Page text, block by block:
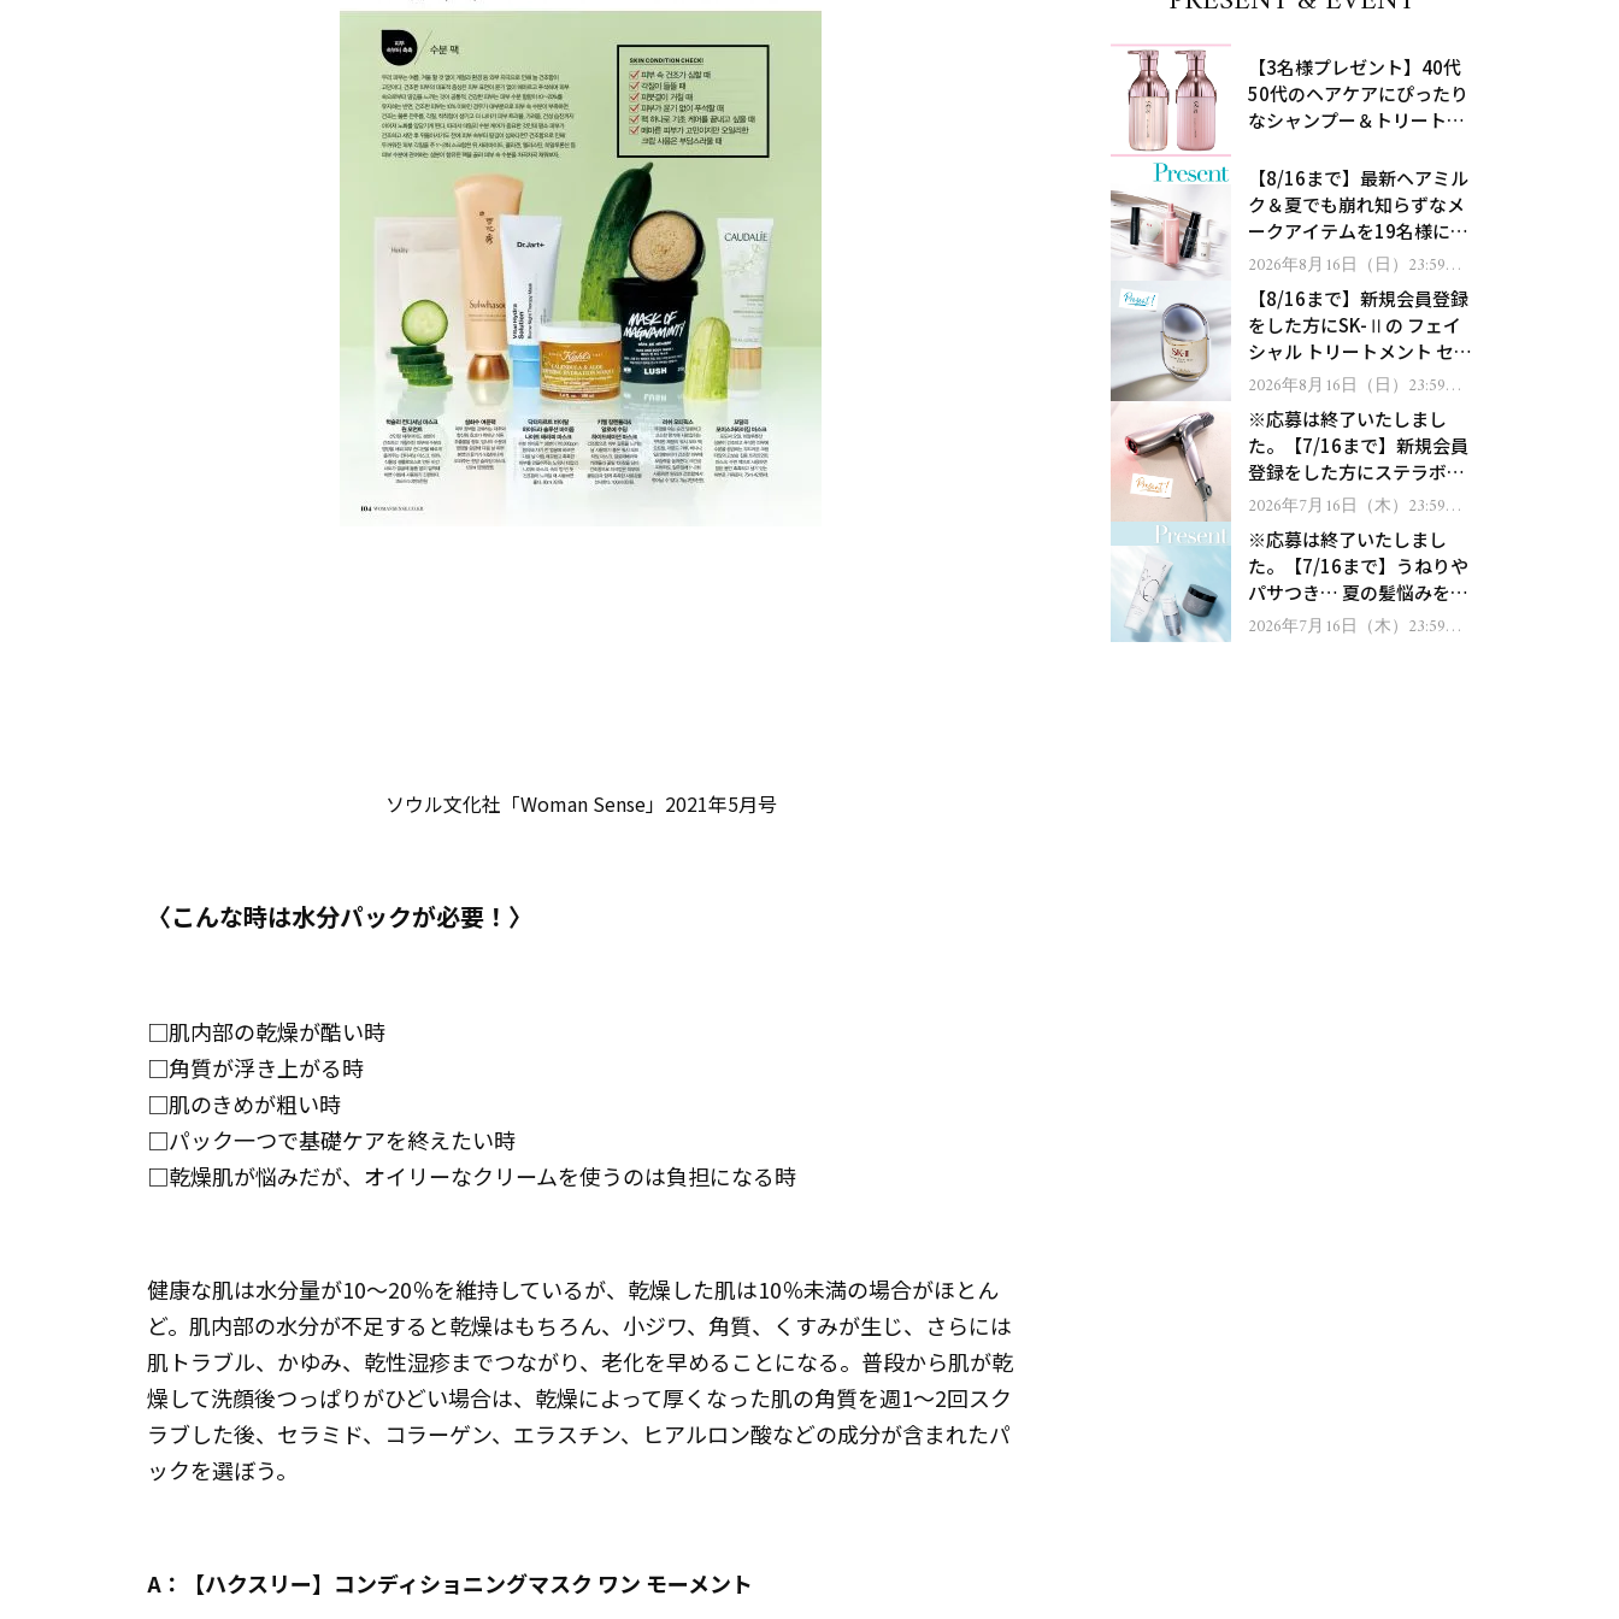
ソウル文化社「Woman Sense」2021年5月号
〈こんな時は水分パックが必要！〉
□肌内部の乾燥が酷い時
□角質が浮き上がる時
□肌のきめが粗い時
□パック一つで基礎ケアを終えたい時
□乾燥肌が悩みだが、オイリーなクリームを使うのは負担になる時
健康な肌は水分量が10～20％を維持しているが、乾燥した肌は10％未満の場合がほとん
ど。肌内部の水分が不足すると乾燥はもちろん、小ジワ、角質、くすみが生じ、さらには
肌トラブル、かゆみ、乾性湿疹までつながり、老化を早めることになる。普段から肌が乾
燥して洗顔後つっぱりがひどい場合は、乾燥によって厚くなった肌の角質を週1～2回スク
ラブした後、セラミド、コラーゲン、エラスチン、ヒアルロン酸などの成分が含まれたパ
ックを選ぼう。
A：【ハクスリー】コンディショニングマスク ワン モーメント
【3名様プレゼント】40代
50代のヘアケアにぴったり
なシャンプー＆トリートメ
処！
【8/16まで】最新ヘアミル
ク＆夏でも崩れ知らずなメ
ークアイテムを19名様にプ
レゼント！
2026年8月16日（日）23:59ま
で【8/16まで】新規会員登録
をした方にSK-Ⅱの フェイ
シャル トリートメント セラ
ムをプレゼント！
2026年8月16日（日）23:59ま
※応募は終了いたしまし
た。【7/16まで】新規会員
登録をした方にステラボー
テのシャインリバース ヘア
ゼント！
2026年7月16日（木）23:59ま
※応募は終了いたしまし
た。【7/16まで】うねりや
パサつき… 夏の髪悩みを解
消するヘアケアアイテムを
2026年7月16日（木）23:59ま